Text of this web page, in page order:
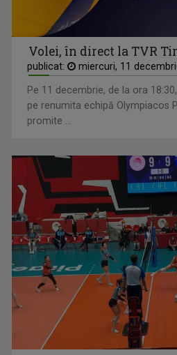
Volei, în direct la TVR
publicat: miercuri, 11
Pe 11 decembrie, de la ora
pe renumita echipă Olympiacos
promite ...